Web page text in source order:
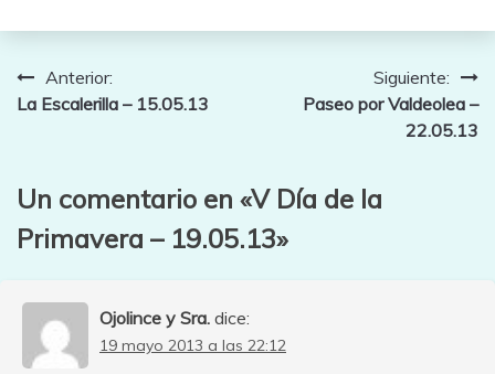
Navegación
Anterior:
La Escalerilla – 15.05.13
Siguiente:
Paseo por Valdeolea –
22.05.13
Un comentario en «V Día de la
Primavera – 19.05.13»
Ojolince y Sra. dice:
19 mayo 2013 a las 22:12